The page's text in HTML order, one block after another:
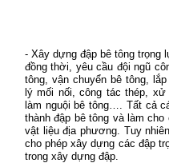
- Xây dựng đập bê tông trọng
đồng thời, yêu cầu đội ngũ
tông, vận chuyển bê tông,
lý mối nối, công tác thép,
làm nguội bê tông…. Tất cả
thành đập bê tông và làm
vật liệu địa phương. Tuy
cho phép xây dựng các đập
trong xây dựng đập.